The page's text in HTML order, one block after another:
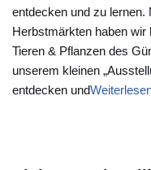
entdecken und zu lernen.
Herbstmärkten haben
Tieren & Pflanzen des
unserem kleinen
entdecken und